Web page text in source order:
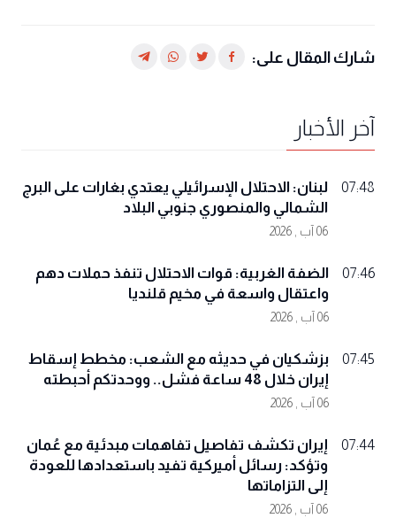
شارك المقال على:
آخر الأخبار
07:48
لبنان: الاحتلال الإسرائيلي يعتدي بغارات على البرج
الشمالي والمنصوري جنوبي البلاد
06 آب , 2026
07:46
الضفة الغربية: قوات الاحتلال تنفذ حملات دهم
واعتقال واسعة في مخيم قلنديا
06 آب , 2026
07:45
بزشكيان في حديثه مع الشعب: مخطط إسقاط
إيران خلال 48 ساعة فشل.. ووحدتكم أحبطته
06 آب , 2026
07:44
إيران تكشف تفاصيل تفاهمات مبدئية مع عُمان
وتؤكد: رسائل أميركية تفيد باستعدادها للعودة
إلى التزاماتها
06 آب , 2026